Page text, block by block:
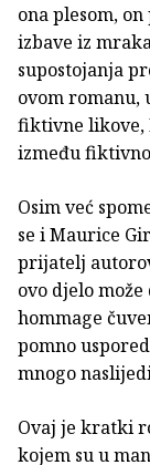
ona plesom,
izbave iz
supostojanja
ovom romanu,
fiktivne likove,
između
Osim već
se i Maurice
prijatelj
ovo djelo
hommage
pomno
mnogo
Ovaj je kratki
kojem su u